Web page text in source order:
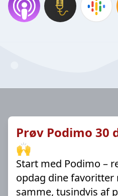
Prøv Podimo 30
🙌
Start med Podimo –
opdag dine favoritter
samme, tusindvis af